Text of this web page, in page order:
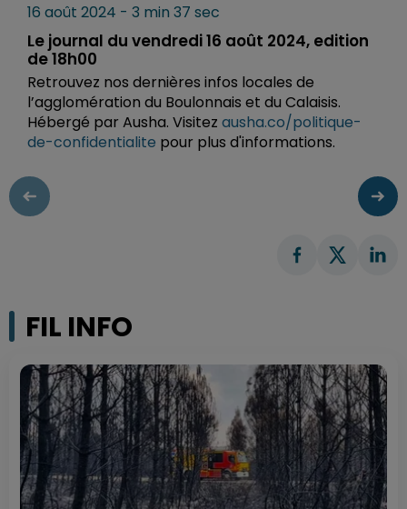
16 août 2024 - 3 min 37 sec
Le journal du vendredi 16 août 2024, edition
de 18h00
Retrouvez nos dernières infos locales de
l’agglomération du Boulonnais et du Calaisis.
Hébergé par Ausha. Visitez ausha.co/politique-
de-confidentialite pour plus d'informations.
FIL INFO